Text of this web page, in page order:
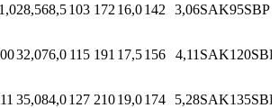
28,568,5103 172 16,0142 3,06SAK95SBP
32,076,0 115 191 17,5156 4,11 SAK120SBP
35,084,0127 21019,0174 5,28SAK135SBP